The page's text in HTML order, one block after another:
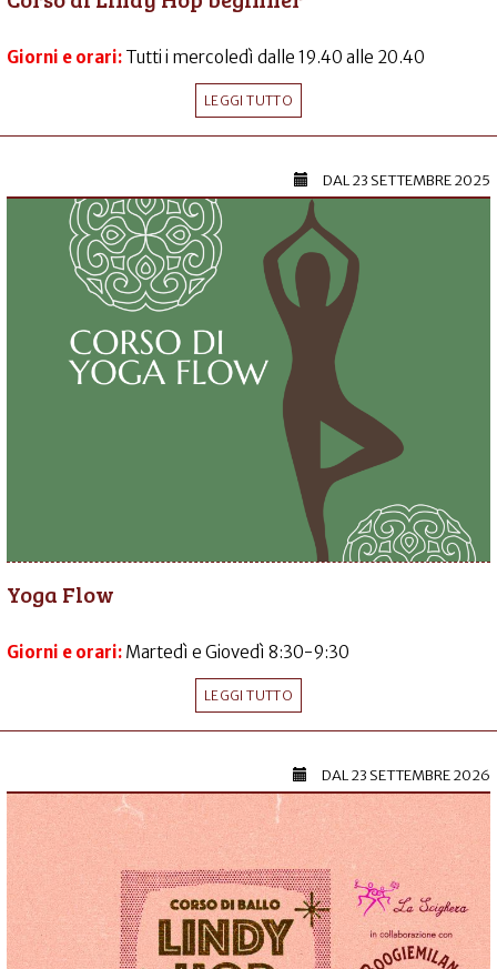
Giorni e orari: Tutti i mercoledì dalle 19.40 alle 20.40
LEGGI TUTTO
DAL23 SETTEMBRE 2025
Yoga Flow
Giorni e orari: Martedì e Giovedì 8:30-9:30
LEGGI TUTTO
DAL23 SETTEMBRE 2026